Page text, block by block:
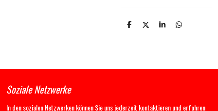
T T T T
Soziale Netzwerke
In den sozialen Netzwerken können Sie uns jederzeit kontaktieren und erfahren